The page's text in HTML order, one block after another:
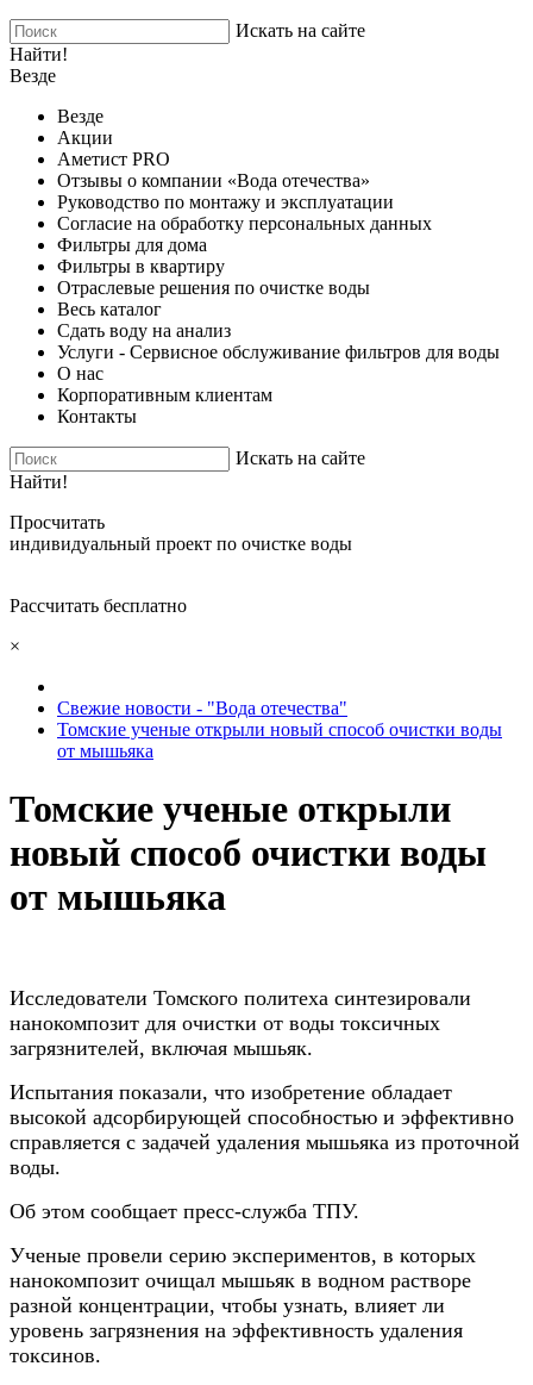
Искать на сайте
Найти!
Везде
Везде
Акции
Аметист PRO
Отзывы о компании «Вода отечества»
Руководство по монтажу и эксплуатации
Согласие на обработку персональных данных
Фильтры для дома
Фильтры в квартиру
Отраслевые решения по очистке воды
Весь каталог
Сдать воду на анализ
Услуги - Сервисное обслуживание фильтров для воды
О нас
Корпоративным клиентам
Контакты
Искать на сайте
Найти!
Просчитать
индивидуальный проект по очистке воды
Рассчитать бесплатно
×
Свежие новости - "Вода отечества"
Томские ученые открыли новый способ очистки воды
от мышьяка
Томские ученые открыли
новый способ очистки воды
от мышьяка
Исследователи Томского политеха синтезировали
нанокомпозит для очистки от воды токсичных
загрязнителей, включая мышьяк.
Испытания показали, что изобретение обладает
высокой адсорбирующей способностью и эффективно
справляется с задачей удаления мышьяка из проточной
воды.
Об этом сообщает пресс-служба ТПУ.
Ученые провели серию экспериментов, в которых
нанокомпозит очищал мышьяк в водном растворе
разной концентрации, чтобы узнать, влияет ли
уровень загрязнения на эффективность удаления
токсинов.